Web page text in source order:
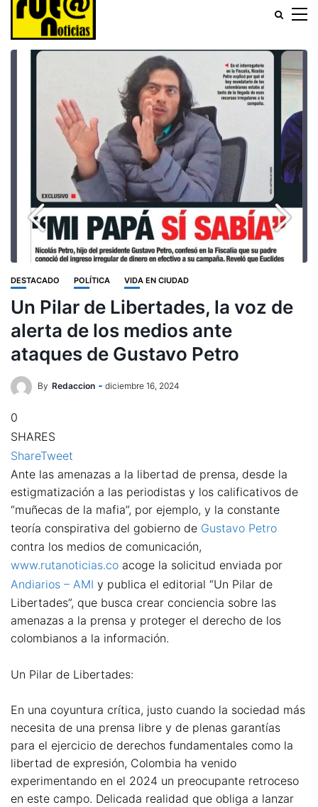
DESTACADO POLÍTICA VIDA EN CIUDAD
Un Pilar de Libertades, la voz de
alerta de los medios ante
ataques de Gustavo Petro
By Redaccion diciembre 16, 2024
0
SHARES
ShareTweet
Ante las amenazas a la libertad de prensa, desde la
estigmatización a las periodistas y los calificativos de
“muñecas de la mafia”, por ejemplo, y la constante
teoría conspirativa del gobierno de Gustavo Petro
contra los medios de comunicación,
www.rutanoticias.co acoge la solicitud enviada por
Andiarios – AMI y publica el editorial “Un Pilar de
Libertades”, que busca crear conciencia sobre las
amenazas a la prensa y proteger el derecho de los
colombianos a la información.
Un Pilar de Libertades:
En una coyuntura crítica, justo cuando la sociedad más
necesita de una prensa libre y de plenas garantías
para el ejercicio de derechos fundamentales como la
libertad de expresión, Colombia ha venido
experimentando en el 2024 un preocupante retroceso
en este campo. Delicada realidad que obliga a lanzar